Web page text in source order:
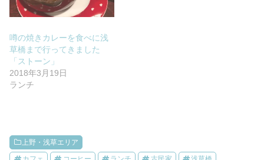
噂の焼きカレーを食べに浅
草橋まで行ってきました
「ストーン」
2018年3月19日
ランチ
上野・浅草エリア